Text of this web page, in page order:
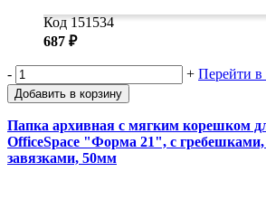
Код 151534
687 ₽
- + Перейти в
Добавить в корзину
Папка архивная с мягким корешком
OfficeSpace "Форма 21", с гребешками,
завязками, 50мм